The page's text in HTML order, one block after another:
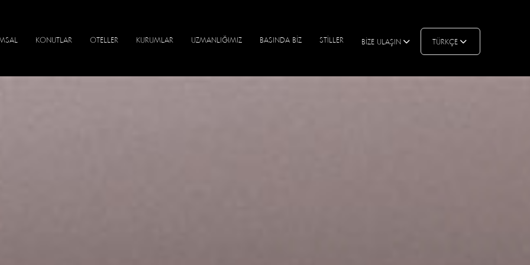
KONUTLAR OTELLER KURUMLAR UZMANLIĞIMIZ BASINDA BİZ STİLLER BİZE ULAŞIN TÜRKÇE